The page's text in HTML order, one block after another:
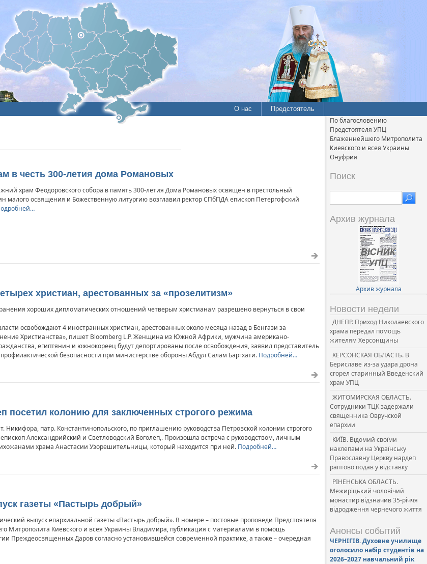
О нас Предстоятель
в честь 300-летия дома Романовых
храм Феодоровского собора в память 300-летия Дома Романовых освящен в престольный
малого освящения и Божественную литургию возглавил ректор СПбПДА епископ Петергофский
христиан, арестованных за «прозелитизм»
хороших дипломатических отношений четверым христианам разрешено вернуться в свои
освобождают 4 иностранных христиан, арестованных около месяца назад в Бенгази за
Христианства», пишет Bloomberg L.P. Женщина из Южной Африки, мужчина американо-
египтянин и южнокореец будут депортированы после освобождения, заявил представитель
безопасности при министерстве обороны Абдул Салам Баргхати. Подробней…
колонию для заключенных строгого режима
патр. Константинопольского, по приглашению руководства Петровской колонии строгого
Александрийский и Светловодский Боголеп,. Произошла встреча с руководством, личным
храма Анастасии Узорешительницы, который находится при ней. Подробней…
газеты «Пастырь добрый»
выпуск епархиальной газеты «Пастырь добрый». В номере – постовые проповеди Предстоятеля
Митрополита Киевского и всея Украины Владимира, публикация с материалами в помощь
Преждеосвященных Даров согласно установившейся современной практике, а также – очередная
По благословению
Предстоятеля УПЦ
Блаженнейшего Митрополита
Киевского и всея Украины
Онуфрия
Поиск
Архив журнала
Архив журнала
Новости недели
ДНЕПР. Приход Николаевского
храма передал помощь
жителям Херсонщины
ХЕРСОНСКАЯ ОБЛАСТЬ. В
Бериславе из-за удара дрона
сгорел старинный Введенский
храм УПЦ
ЖИТОМИРСКАЯ ОБЛАСТЬ.
Сотрудники ТЦК задержали
священника Овручской
епархии
КИЇВ. Відомий своїми
наклепами на Українську
Православну Церкву нардеп
раптово подав у відставку
РІНЕНСЬКА ОБЛАСТЬ.
Межиріцький чоловічий
монастир відзначив 35-річчя
відродження чернечого життя
Анонсы событий
ЧЕРНІГІВ. Духовне училище
оголосило набір студентів на
2026–2027 навчальний рік